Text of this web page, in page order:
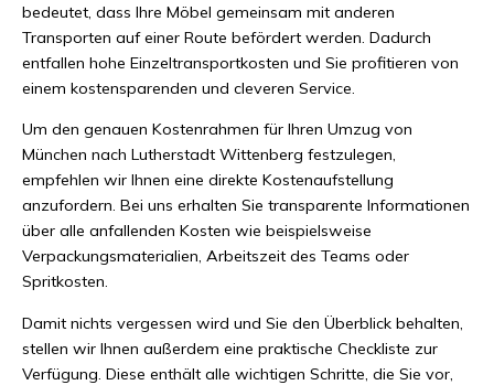
bedeutet, dass Ihre Möbel gemeinsam mit anderen
Transporten auf einer Route befördert werden. Dadurch
entfallen hohe Einzeltransportkosten und Sie profitieren von
einem kostensparenden und cleveren Service.
Um den genauen Kostenrahmen für Ihren Umzug von
München nach Lutherstadt Wittenberg festzulegen,
empfehlen wir Ihnen eine direkte Kostenaufstellung
anzufordern. Bei uns erhalten Sie transparente Informationen
über alle anfallenden Kosten wie beispielsweise
Verpackungsmaterialien, Arbeitszeit des Teams oder
Spritkosten.
Damit nichts vergessen wird und Sie den Überblick behalten,
stellen wir Ihnen außerdem eine praktische Checkliste zur
Verfügung. Diese enthält alle wichtigen Schritte, die Sie vor,